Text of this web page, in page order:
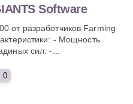
Software
от разработчиков Farming
- Мощность
сил. -...
0